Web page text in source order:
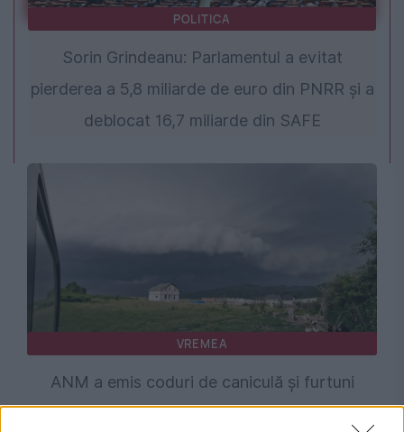
POLITICA
Sorin Grindeanu: Parlamentul a evitat
pierderea a 5,8 miliarde de euro din PNRR și a
deblocat 16,7 miliarde din SAFE
VREMEA
ANM a emis coduri de caniculă și furtuni
pentru mare parte din țară. Unde lovesc